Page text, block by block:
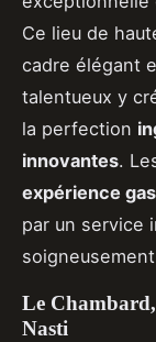
Ce lieu de
cadre élégant
talentueux y
la perfection
innovantes.
expérience
par un service
Le
Nasti